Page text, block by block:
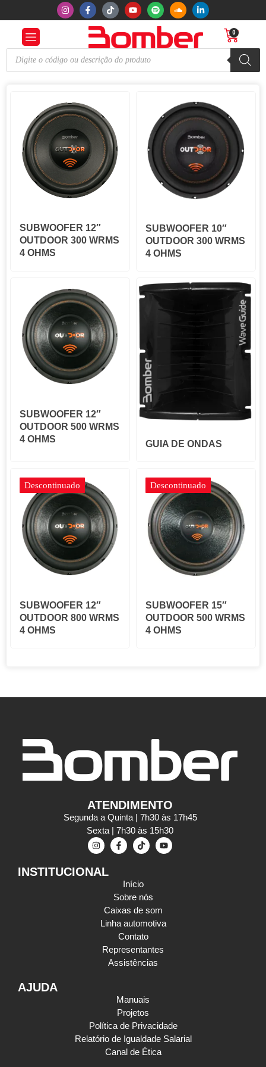
0
SUBWOOFER 12″
OUTDOOR 300 WRMS
4 OHMS
SUBWOOFER 10″
OUTDOOR 300 WRMS
4 OHMS
SUBWOOFER 12″
OUTDOOR 500 WRMS
4 OHMS
GUIA DE ONDAS
Descontinuado
SUBWOOFER 12″
OUTDOOR 800 WRMS
4 OHMS
Descontinuado
SUBWOOFER 15″
OUTDOOR 500 WRMS
4 OHMS
ATENDIMENTO
Segunda a Quinta | 7h30 às 17h45
Sexta | 7h30 às 15h30
INSTITUCIONAL
Início
Sobre nós
Caixas de som
Linha automotiva
Contato
Representantes
Assistências
AJUDA
Manuais
Projetos
Política de Privacidade
Relatório de Igualdade Salarial
Canal de Ética